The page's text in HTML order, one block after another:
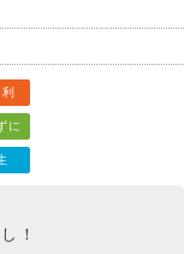
に
！